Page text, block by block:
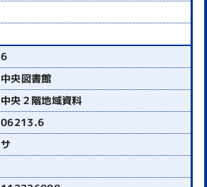
6
中央図書館
中央２階地域資料
06213.6
サ